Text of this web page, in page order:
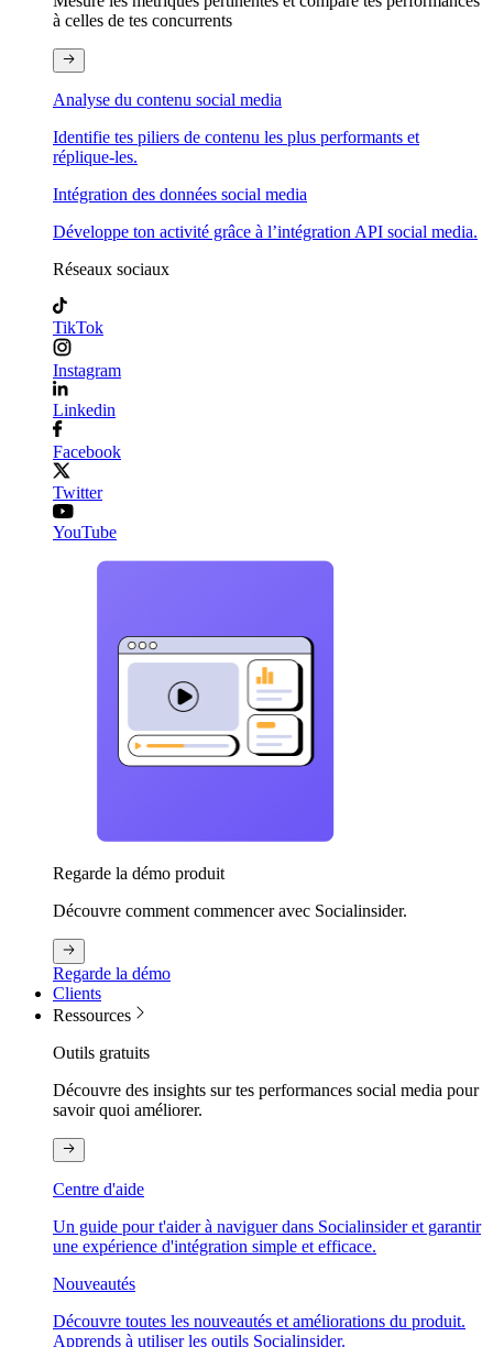
à celles de tes concurrents
Analyse du contenu social media
Identifie tes piliers de contenu les plus performants et
réplique-les.
Intégration des données social media
Développe ton activité grâce à l’intégration API social media.
Réseaux sociaux
TikTok
Instagram
Linkedin
Facebook
Twitter
YouTube
Regarde la démo produit
Découvre comment commencer avec Socialinsider.
Regarde la démo
Clients
Ressources
Outils gratuits
Découvre des insights sur tes performances social media pour
savoir quoi améliorer.
Centre d'aide
Un guide pour t'aider à naviguer dans Socialinsider et garantir
une expérience d'intégration simple et efficace.
Nouveautés
Découvre toutes les nouveautés et améliorations du produit.
Apprends à utiliser les outils Socialinsider.